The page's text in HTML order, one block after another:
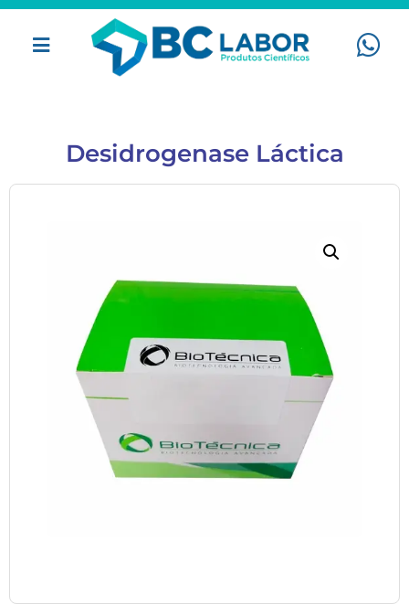
Desidrogenase Láctica